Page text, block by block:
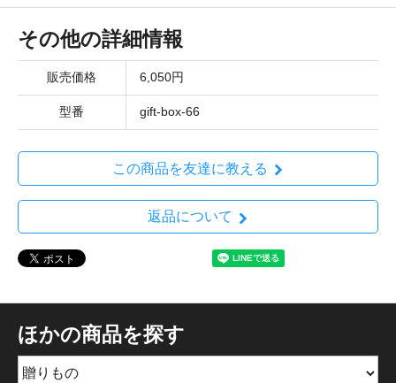
その他の詳細情報
販売価格 6,050円
型番 gift-box-66
この商品を友達に教える
返品について
ほかの商品を探す